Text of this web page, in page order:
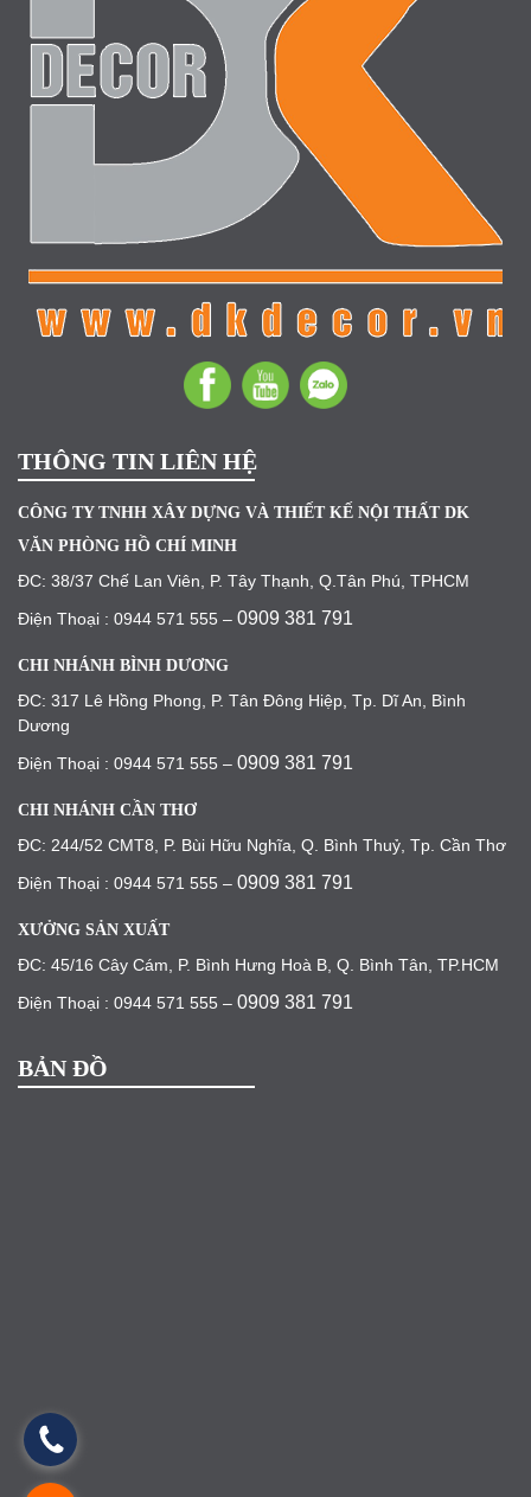
THÔNG TIN LIÊN HỆ
CÔNG TY TNHH XÂY DỰNG VÀ THIẾT KẾ NỘI THẤT DK
VĂN PHÒNG HỒ CHÍ MINH
ĐC: 38/37 Chế Lan Viên, P. Tây Thạnh, Q.Tân Phú, TPHCM
Điện Thoại : 0944 571 555 – 0909 381 791
CHI NHÁNH BÌNH DƯƠNG
ĐC: 317 Lê Hồng Phong, P. Tân Đông Hiệp, Tp. Dĩ An, Bình
Dương
Điện Thoại : 0944 571 555 – 0909 381 791
CHI NHÁNH CẦN THƠ
ĐC: 244/52 CMT8, P. Bùi Hữu Nghĩa, Q. Bình Thuỷ, Tp. Cần Thơ
Điện Thoại : 0944 571 555 – 0909 381 791
XƯỞNG SẢN XUẤT
ĐC: 45/16 Cây Cám, P. Bình Hưng Hoà B, Q. Bình Tân, TP.HCM
Điện Thoại : 0944 571 555 – 0909 381 791
BẢN ĐỒ